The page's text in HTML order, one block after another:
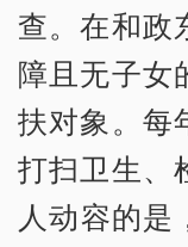
查。在和政
障且无子女
扶对象。每
打扫卫生、
人动容的